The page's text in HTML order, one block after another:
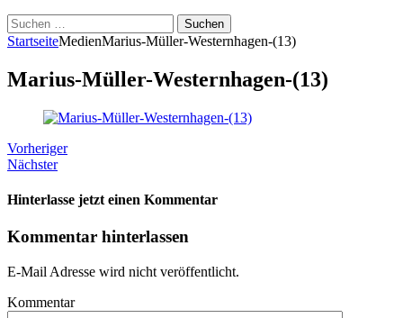
Suchen
nach:
StartseiteMedienMarius-Müller-Westernhagen-(13)
Marius-Müller-Westernhagen-(13)
Vorheriger
Nächster
Hinterlasse jetzt einen Kommentar
Kommentar hinterlassen
E-Mail Adresse wird nicht veröffentlicht.
Kommentar